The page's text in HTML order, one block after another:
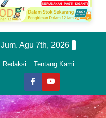
Jum. Agu 7th, 2026
Redaksi Tentang Kami